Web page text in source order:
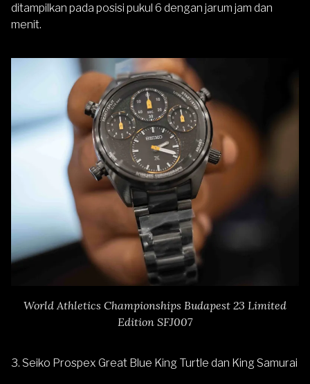
ditampilkan pada posisi pukul 6 dengan jarum jam dan
menit.
World Athletics Championships Budapest 23 Limited
Edition SFJ007
3. Seiko Prospex Great Blue King Turtle dan King Samurai